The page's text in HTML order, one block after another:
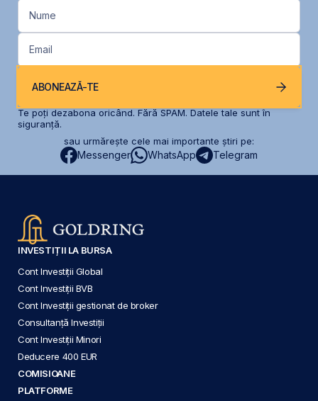
Nume
Email
ABONEAZĂ-TE
Te poți dezabona oricând. Fără SPAM. Datele tale sunt în
siguranță.
sau urmărește cele mai importante știri pe:
Messenger WhatsApp Telegram
INVESTIȚII LA BURSA
Cont Investiții Global
Cont Investiții BVB
Cont Investiții gestionat de broker
Consultanță Investiții
Cont Investiții Minori
Deducere 400 EUR
COMISIOANE
PLATFORME